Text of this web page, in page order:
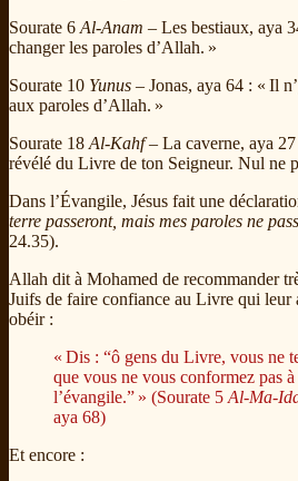
Sourate 6 Al-Anam – Les bestiaux, aya
changer les paroles d’Allah. »
Sourate 10 Yunus – Jonas, aya 64 : « Il
aux paroles d’Allah. »
Sourate 18 Al-Kahf– La caverne, aya 27
révélé du Livre de ton Seigneur. Nul ne
Dans l’Évangile, Jésus fait une
terre passeront, mais mes paroles ne
24.35).
Allah dit à Mohamed de recommander
Juifs de faire confiance au Livre qui leur
obéir :
« Dis : “ô gens du Livre, vous ne
que vous ne vous conformez pas
l’évangile.” » (Sourate 5 Al-Ma-
aya 68)
Et encore :